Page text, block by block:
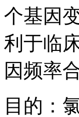
个基因
利于临
因频率
目的：